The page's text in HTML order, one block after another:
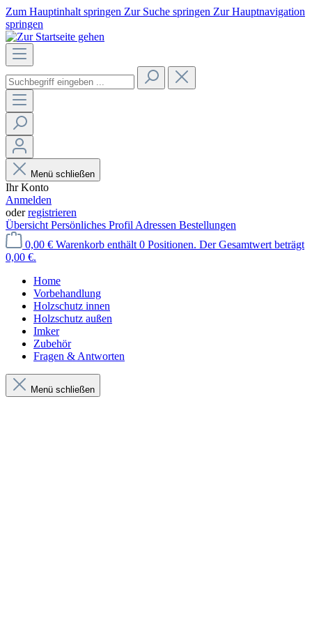
Zum Hauptinhalt springen Zur Suche springen Zur Hauptnavigation
springen
Menü schließen
Ihr Konto
Anmelden
oderregistrieren
Übersicht Persönliches Profil Adressen Bestellungen
0,00 € Warenkorb enthält 0 Positionen. Der Gesamtwert beträgt
0,00 €.
Home
Vorbehandlung
Holzschutz innen
Holzschutz außen
Imker
Zubehör
Fragen & Antworten
Menü schließen